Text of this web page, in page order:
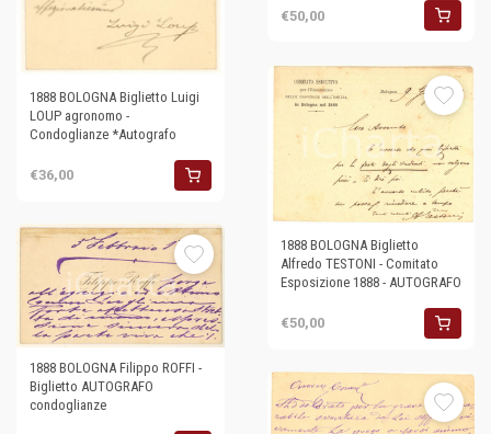
1888 BOLOGNA Biglietto Luigi
LOUP agronomo -
Condoglianze *Autografo
€36,00
€50,00
1888 BOLOGNA Biglietto
Alfredo TESTONI - Comitato
Esposizione 1888 - AUTOGRAFO
€50,00
1888 BOLOGNA Filippo ROFFI -
Biglietto AUTOGRAFO
condoglianze